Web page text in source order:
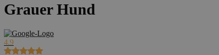
Grauer Hund
4.9